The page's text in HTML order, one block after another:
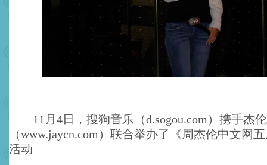
11月4日，搜狗音乐（d.sogou.com）携手杰
（www.jaycn.com）联合举办了《周杰伦中文网
活动